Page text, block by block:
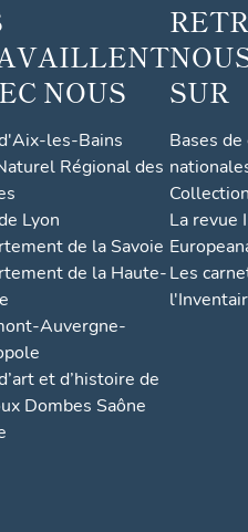
NOUS
les-Bains
Régional des
Lyon
de la Savoie
de la Haute-
Auvergne-
et d’histoire de
Dombes Saône
SUR
Bases
La revue
Les